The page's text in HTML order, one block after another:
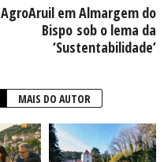
AgroAruil em Almargem do
Bispo sob o lema da
‘Sustentabilidade’
MAIS DO AUTOR